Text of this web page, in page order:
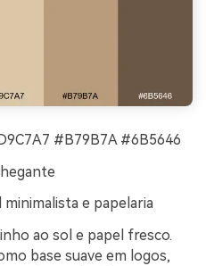
#B79B7A #6B5646
minimalista e papelaria
ao sol e papel fresco.
base suave em logos,